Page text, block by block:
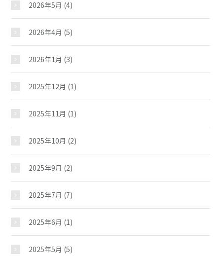
2026年5月 (4)
2026年4月 (5)
2026年1月 (3)
2025年12月 (1)
2025年11月 (1)
2025年10月 (2)
2025年9月 (2)
2025年7月 (7)
2025年6月 (1)
2025年5月 (5)